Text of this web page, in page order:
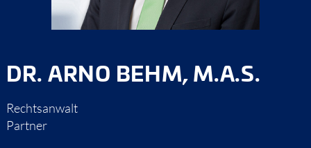
DR. ARNO BEHM, M.A.S.
Rechtsanwalt
Partner